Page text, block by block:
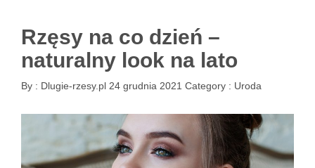
Rzęsy na co dzień –
naturalny look na lato
By : Dlugie-rzesy.pl 24 grudnia 2021 Category : Uroda